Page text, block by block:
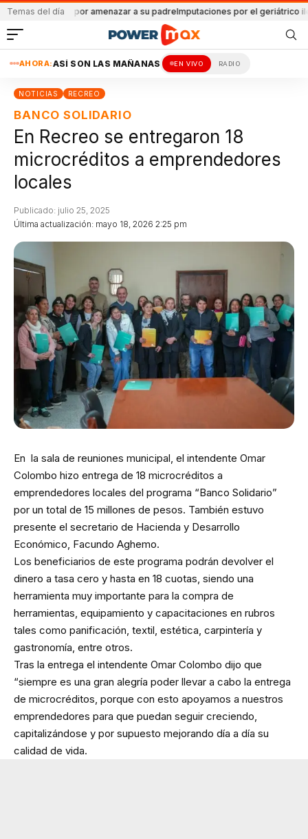
Temas del día
Detenido por amenazar a su padreImputaciones por el geriátrico ilegal
AHORA:ASÍ SON LAS MAÑANAS EN VIVO RADIO
NOTICIAS RECREO
BANCO SOLIDARIO
En Recreo se entregaron 18
microcréditos a emprendedores
locales
Última actualización: mayo 18, 2026 2:25 pm
Publicado: julio 25, 2025
En la sala de reuniones municipal, el intendente Omar
Colombo hizo entrega de 18 microcréditos a
emprendedores locales del programa “Banco Solidario”
por un total de 15 millones de pesos. También estuvo
presente el secretario de Hacienda y Desarrollo
Económico, Facundo Aghemo.
Los beneficiarios de este programa podrán devolver el
dinero a tasa cero y hasta en 18 cuotas, siendo una
herramienta muy importante para la compra de
herramientas, equipamiento y capacitaciones en rubros
tales como panificación, textil, estética, carpintería y
gastronomía, entre otros.
Tras la entrega el intendente Omar Colombo dijo que
“siempre es una gran alegría poder llevar a cabo la entrega
de microcréditos, porque con esto apoyamos a nuestros
emprendedores para que puedan seguir creciendo,
capitalizándose y por supuesto mejorando día a día su
calidad de vida.